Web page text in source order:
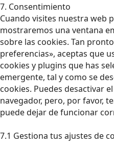
7. Consentimiento
Cuando visites nuestra web
mostraremos una ventana
sobre las cookies. Tan
preferencias», aceptas que
cookies y plugins que has
emergente, tal y como se
cookies. Puedes desactivar
navegador, pero, por favor,
puede dejar de funcionar
7.1 Gestiona tus ajustes de